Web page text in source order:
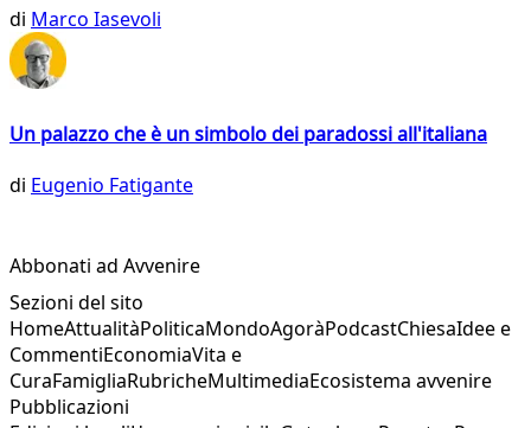
di Marco Iasevoli
Un palazzo che è un simbolo dei paradossi all'italiana
di Eugenio Fatigante
Abbonati ad Avvenire
Sezioni del sito
HomeAttualitàPoliticaMondoAgoràPodcastChiesaIdee e
CommentiEconomiaVita e
CuraFamigliaRubricheMultimediaEcosistema avvenire
Pubblicazioni